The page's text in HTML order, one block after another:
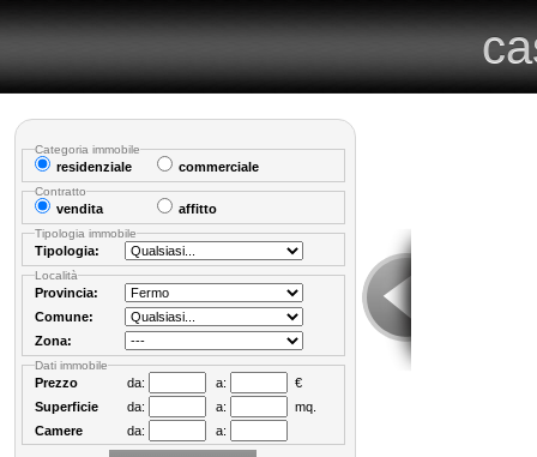
Categoria immobile
residenziale commerciale
Contratto
vendita affitto
Tipologia immobile
Tipologia:
Località
Provincia:
Comune:
Zona:
Dati immobile
Prezzo da: a:
€
Superficie
da: a:
mq.
Camere
da: a: